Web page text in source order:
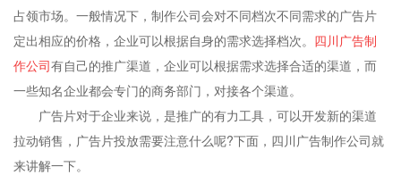
占领市场。一般情况下，制作公司会对不同档次不同需求的广告片
定出相应的价格，企业可以根据自身的需求选择档次。 四川广告制
作公司有自己的推广渠道，企业可以根据需求选择合适的渠道，而
一些知名企业都会专门的商务部门，对接各个渠道。
广告片对于企业来说，是推广的有力工具，可以开发新的渠道
拉动销售，广告片投放需要注意什么呢?下面，四川广告制作公司就
来讲解一下。